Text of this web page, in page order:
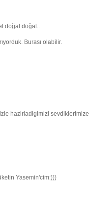
doğal doğal..
Burası olabilir.
hazirladigimizi
tüketin Yasemin'cim:)))